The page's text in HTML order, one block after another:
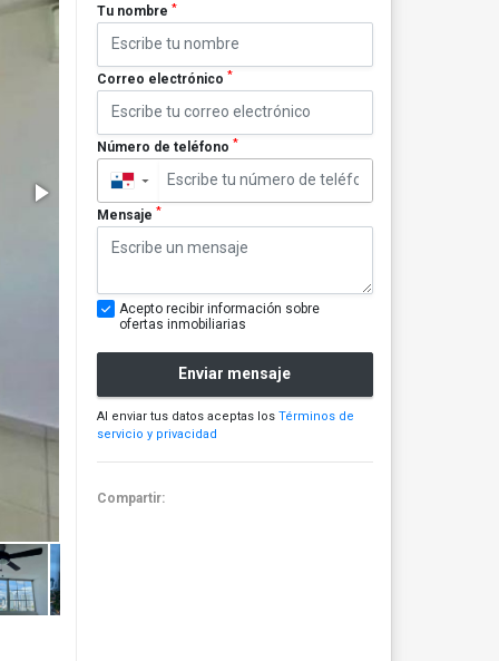
Tu nombre *
Correo electrónico *
Número de teléfono *
▼
Mensaje *
Acepto recibir información sobre
ofertas inmobiliarias
Enviar mensaje
Al enviar tus datos aceptas los Términos de
servicio y privacidad
Compartir: